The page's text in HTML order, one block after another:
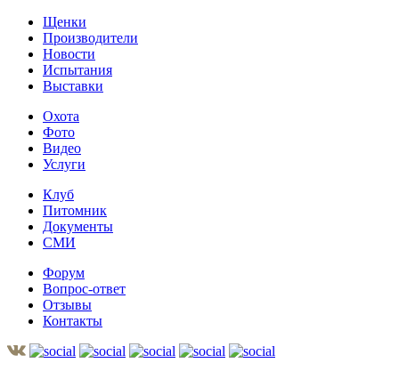
Щенки
Производители
Новости
Испытания
Выставки
Охота
Фото
Видео
Услуги
Клуб
Питомник
Документы
СМИ
Форум
Вопрос-ответ
Отзывы
Контакты